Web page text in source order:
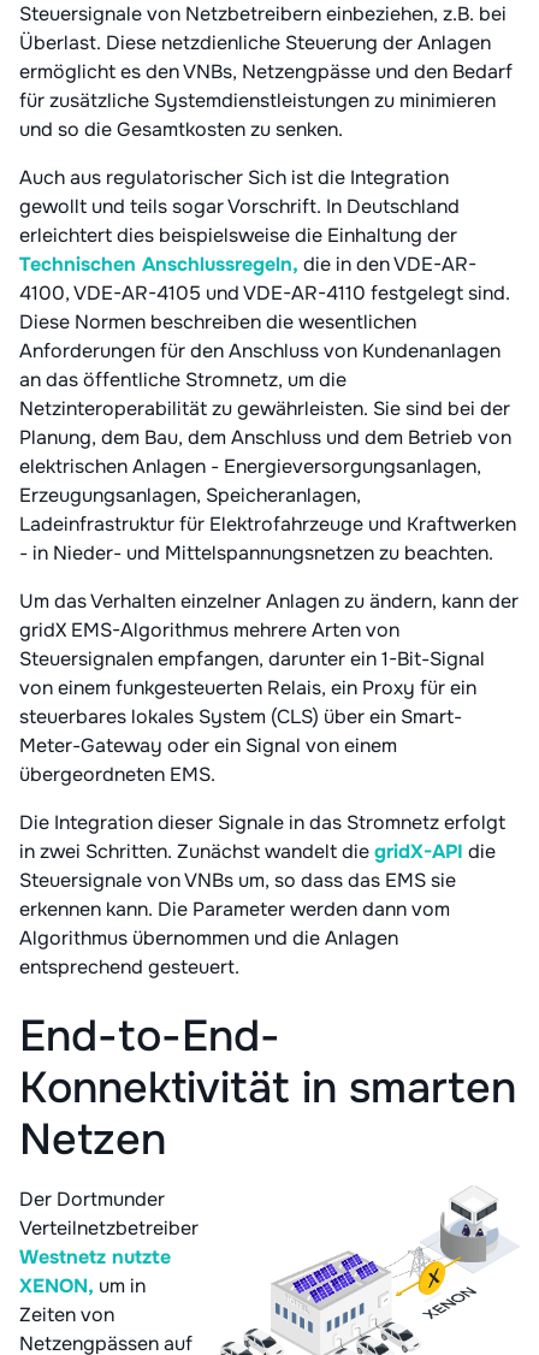
Steuersignale von Netzbetreibern einbeziehen, z.B. bei
Überlast. Diese netzdienliche Steuerung der Anlagen
ermöglicht es den VNBs, Netzengpässe und den Bedarf
für zusätzliche Systemdienstleistungen zu minimieren
und so die Gesamtkosten zu senken.
Auch aus regulatorischer Sich ist die Integration
gewollt und teils sogar Vorschrift. In Deutschland
erleichtert dies beispielsweise die Einhaltung der
Technischen Anschlussregeln, die in den VDE-AR-
4100, VDE-AR-4105 und VDE-AR-4110 festgelegt sind.
Diese Normen beschreiben die wesentlichen
Anforderungen für den Anschluss von Kundenanlagen
an das öffentliche Stromnetz, um die
Netzinteroperabilität zu gewährleisten. Sie sind bei der
Planung, dem Bau, dem Anschluss und dem Betrieb von
elektrischen Anlagen - Energieversorgungsanlagen,
Erzeugungsanlagen, Speicheranlagen,
Ladeinfrastruktur für Elektrofahrzeuge und Kraftwerken
- in Nieder- und Mittelspannungsnetzen zu beachten.
Um das Verhalten einzelner Anlagen zu ändern, kann der
gridX EMS-Algorithmus mehrere Arten von
Steuersignalen empfangen, darunter ein 1-Bit-Signal
von einem funkgesteuerten Relais, ein Proxy für ein
steuerbares lokales System (CLS) über ein Smart-
Meter-Gateway oder ein Signal von einem
übergeordneten EMS.
Die Integration dieser Signale in das Stromnetz erfolgt
in zwei Schritten. Zunächst wandelt diegridX-API die
Steuersignale von VNBs um, so dass das EMS sie
erkennen kann. Die Parameter werden dann vom
Algorithmus übernommen und die Anlagen
entsprechend gesteuert.
End-to-End-
Konnektivität in smarten
Netzen
Der Dortmunder
Verteilnetzbetreiber
Westnetz nutzte
XENON, um in
Zeiten von
Netzengpässen auf